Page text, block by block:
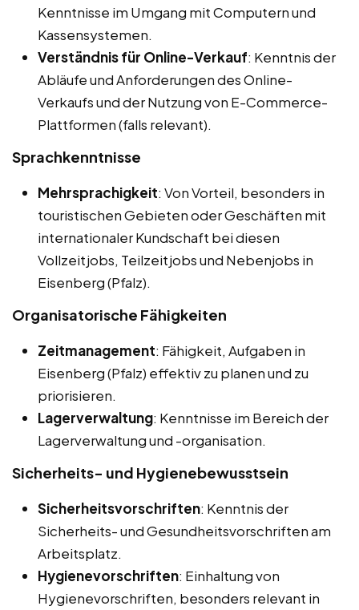
Kenntnisse im Umgang mit Computern und
Kassensystemen.
Verständnis für Online-Verkauf: Kenntnis der
Abläufe und Anforderungen des Online-
Verkaufs und der Nutzung von E-Commerce-
Plattformen (falls relevant).
Sprachkenntnisse
Mehrsprachigkeit: Von Vorteil, besonders in
touristischen Gebieten oder Geschäften mit
internationaler Kundschaft bei diesen
Vollzeitjobs, Teilzeitjobs und Nebenjobs in
Eisenberg (Pfalz).
Organisatorische Fähigkeiten
Zeitmanagement: Fähigkeit, Aufgaben in
Eisenberg (Pfalz) effektiv zu planen und zu
priorisieren.
Lagerverwaltung: Kenntnisse im Bereich der
Lagerverwaltung und -organisation.
Sicherheits- und Hygienebewusstsein
Sicherheitsvorschriften: Kenntnis der
Sicherheits- und Gesundheitsvorschriften am
Arbeitsplatz.
Hygienevorschriften: Einhaltung von
Hygienevorschriften, besonders relevant in